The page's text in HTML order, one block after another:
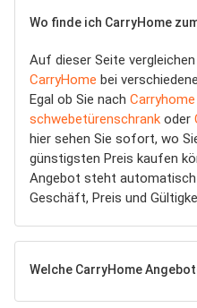
Wo finde ich CarryHome
Auf dieser Seite
CarryHome bei
Egal ob Sie nach
schwebetürenschrank oder
hier sehen Sie sofort, wo
günstigsten Preis kaufen
Angebot steht automatisch
Geschäft, Preis und
Welche CarryHome